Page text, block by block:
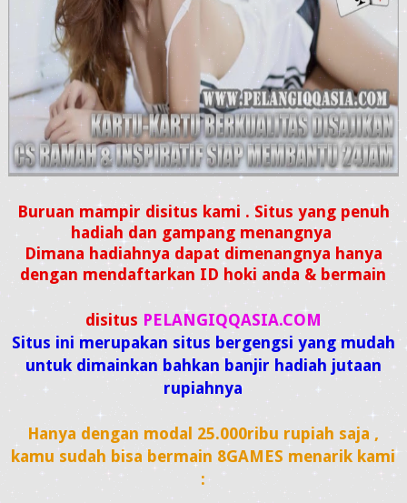
Buruan mampir disitus kami . Situs yang penuh
hadiah dan gampang menangnya
Dimana hadiahnya dapat dimenangnya hanya
dengan mendaftarkan ID hoki anda & bermain
disitus PELANGIQQASIA.COM
Situs ini merupakan situs bergengsi yang mudah
untuk dimainkan bahkan banjir hadiah jutaan
rupiahnya
Hanya dengan modal 25.000ribu rupiah saja ,
kamu sudah bisa bermain 8GAMES menarik kami
: